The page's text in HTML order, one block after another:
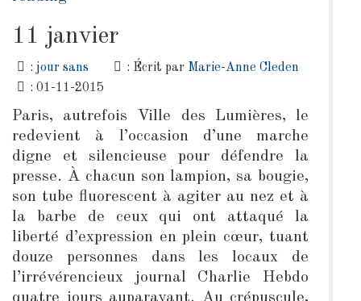
11 janvier
:jour sans : Écrit par Marie-Anne Cleden
: 01-11-2015
Paris, autrefois Ville des Lumières, le
redevient à l’occasion d’une marche
digne et silencieuse pour défendre la
presse. À chacun son lampion, sa bougie,
son tube fluorescent à agiter au nez et à
la barbe de ceux qui ont attaqué la
liberté d’expression en plein cœur, tuant
douze personnes dans les locaux de
l’irrévérencieux journal Charlie Hebdo